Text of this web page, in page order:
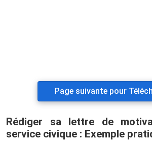
Page suivante pour
Rédiger sa lettre de
service civique : Exemple